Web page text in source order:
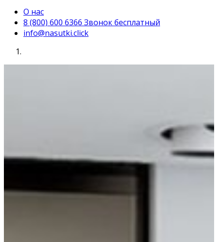
О нас
8 (800) 600 6366 Звонок бесплатный
info@nasutki.click